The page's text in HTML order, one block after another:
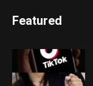
Featured